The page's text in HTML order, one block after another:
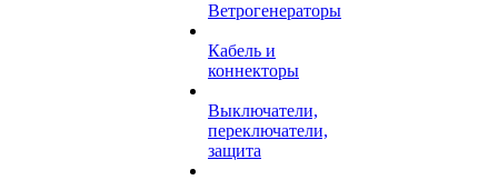
Ветрогенераторы
Кабель и
коннекторы
Выключатели,
переключатели,
защита